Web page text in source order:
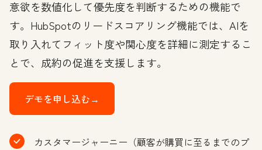
意欲を数値化して優先度を判断するための機能で
す。HubSpotのリードスコアリング機能では、AIを
取り入れてフィット度や関心度を詳細に測定するこ
とで、成約の促進を支援します。
デモを申し込む→
カスタマージャーニー（顧客が購買に至るまでのプ